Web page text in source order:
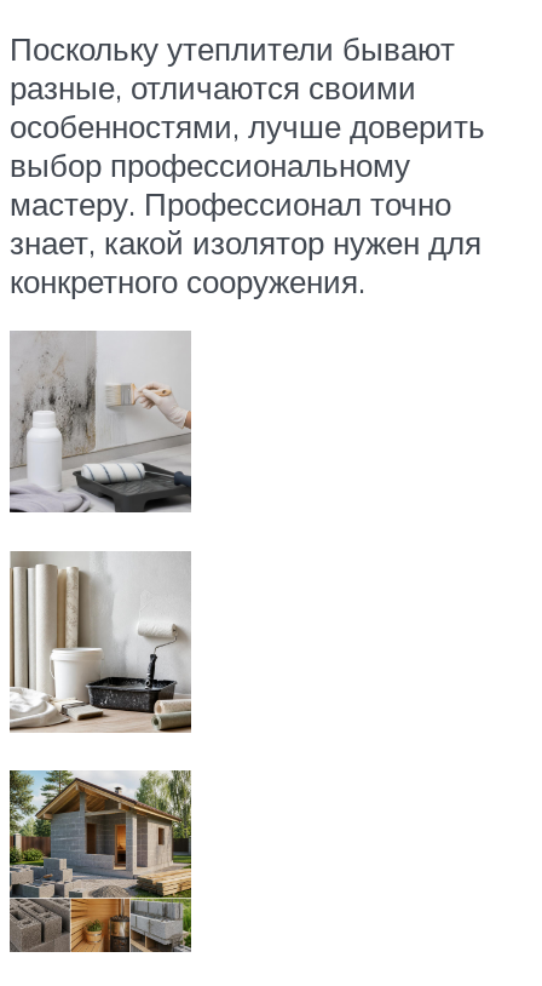
Поскольку утеплители бывают
разные, отличаются своими
особенностями, лучше доверить
выбор профессиональному
мастеру. Профессионал точно
знает, какой изолятор нужен для
конкретного сооружения.